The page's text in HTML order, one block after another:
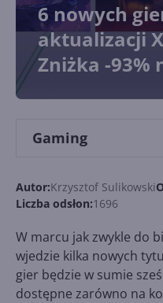
6 nowych
aktualizacji
Zniżka -93%
Gaming
Autor:Krzysztof Sulikowski
Liczba odsłon:1696
W marcu jak zwykle do
wjedzie kilka nowych
gier będzie w sumie
dostępne zarówno na